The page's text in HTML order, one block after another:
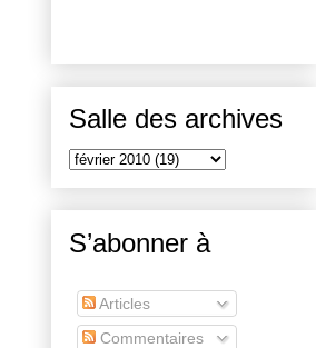
Salle des archives
S’abonner à
Articles
Commentaires